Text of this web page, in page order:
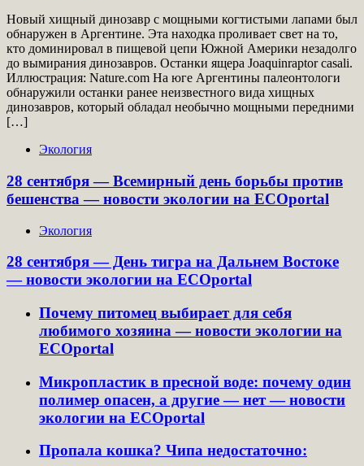
Новый хищный динозавр с мощными когтистыми лапами был
обнаружен в Аргентине. Эта находка проливает свет на то,
кто доминировал в пищевой цепи Южной Америки незадолго
до вымирания динозавров. Останки ящера Joaquinraptor casali.
Иллюстрация: Nature.com На юге Аргентины палеонтологи
обнаружили останки ранее неизвестного вида хищных
динозавров, который обладал необычно мощными передними
[…]
Экология
28 сентября — Всемирный день борьбы против
бешенства — новости экологии на ECOportal
Экология
28 сентября — День тигра на Дальнем Востоке
— новости экологии на ECOportal
Почему питомец выбирает для себя
любимого хозяина — новости экологии на
ECOportal
Микропластик в пресной воде: почему один
полимер опасен, а другие — нет — новости
экологии на ECOportal
Пропала кошка? Чипа недостаточно: